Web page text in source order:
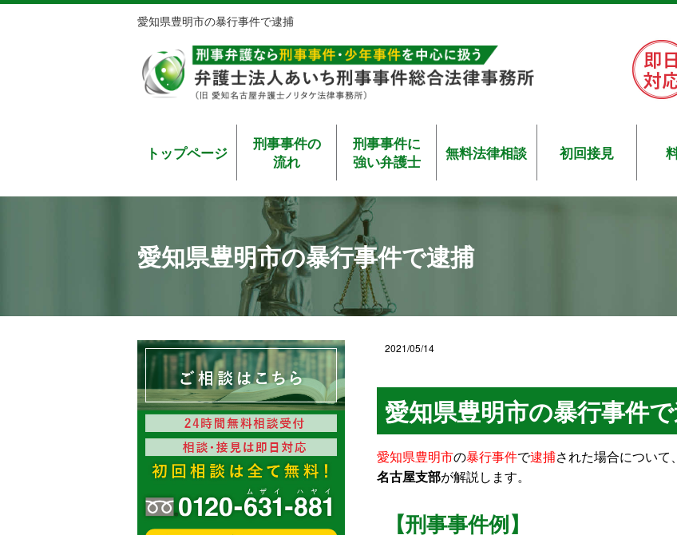
愛知県豊明市の暴行事件で逮捕
トップページ
刑事事件の
流れ
刑事事件に
強い弁護士
無料法律相談 初回接見
愛知県豊明市の暴行事件で逮捕
2021/05/14
愛知県豊明市の暴行事件
愛知県豊明市の暴行事件で逮捕された場合について、
名古屋支部が解説します。
【刑事事件例】